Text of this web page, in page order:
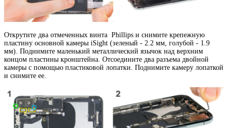
Открутите два отмеченных винта Phillips и снимите крепежную
пластину основной камеры iSight (зеленый - 2.2 мм, голубой - 1.9
мм). Поднимите маленький металлический язычок над верхним
концом пластины кронштейна. Отсоедините два разъема двойной
камеры с помощью пластиковой лопатки. Поднимите камеру лопаткой
и снимите ее.